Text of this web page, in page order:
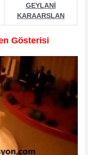
GEYLANİ
KARAARSLAN
Gösterisi